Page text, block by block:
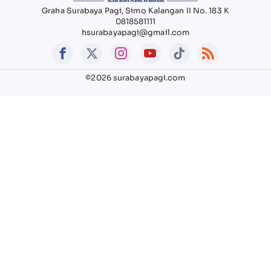
Graha Surabaya Pagi, Simo Kalangan II No. 183 K
0818581111
hsurabayapagi@gmail.com
©2026 surabayapagi.com